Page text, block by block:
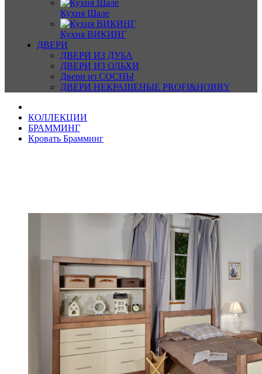
Кухня Шале
Кухня ВИКИНГ
ДВЕРИ
ДВЕРИ ИЗ ДУБА
ДВЕРИ ИЗ ОЛЬХИ
Двери из СОСНЫ
ДВЕРИ НЕКРАШЕНЫЕ PROFI&HOBBY
КОЛЛЕКЦИИ
БРАММИНГ
Кровать Брамминг